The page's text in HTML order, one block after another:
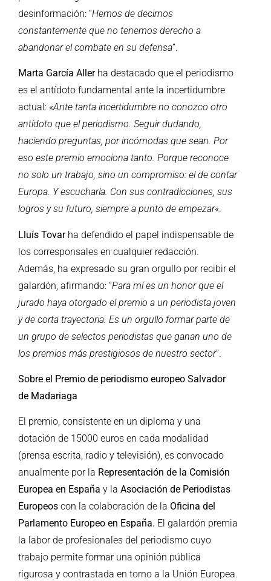
desinformación: “Hemos de decirnos
constantemente que no tenemos derecho a
abandonar el combate en su defensa”.
Marta García Allerha destacado que el periodismo
es el antídoto fundamental ante la incertidumbre
actual: «Ante tanta incertidumbre no conozco otro
antídoto que el periodismo. Seguir dudando,
haciendo preguntas, por incómodas que sean. Por
eso este premio emociona tanto. Porque reconoce
no solo un trabajo, sino un compromiso: el de contar
Europa. Y escucharla. Con sus contradicciones, sus
logros y su futuro, siempre a punto de empezar«.
Lluís Tovar ha defendido el papel indispensable de
los corresponsales en cualquier redacción.
Además, ha expresado su gran orgullo por recibir el
galardón, afirmando: “Para mí es un honor que el
jurado haya otorgado el premio a un periodista joven
y de corta trayectoria. Es un orgullo formar parte de
un grupo de selectos periodistas que ganan uno de
los premios más prestigiosos de nuestro sector”.
Sobre el Premio de periodismo europeo Salvador
de Madariaga
El premio, consistente en un diploma y una
dotación de 15000 euros en cada modalidad
(prensa escrita, radio y televisión), es convocado
anualmente por la Representación de la Comisión
Europea en España y la Asociación de Periodistas
Europeos con la colaboración de la Oficina del
Parlamento Europeo en España. El galardón premia
la labor de profesionales del periodismo cuyo
trabajo permite formar una opinión pública
rigurosa y contrastada en torno a la Unión Europea.